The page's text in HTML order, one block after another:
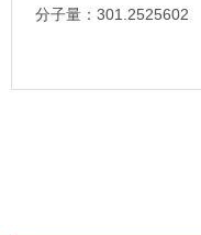
分子量：301.2525602